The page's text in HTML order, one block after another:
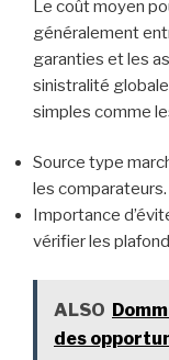
Le coût moyen
généralement
garanties et les
sinistralité
simples comme
Source type
les comparateurs.
Importance
vérifier les
ALSO
des